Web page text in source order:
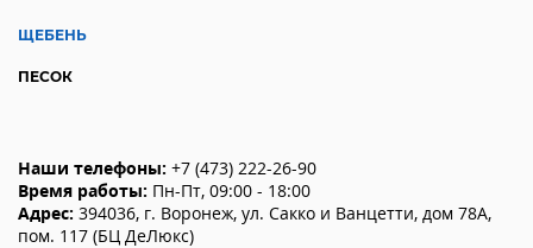
ЩЕБЕНЬ
ПЕСОК
Наши телефоны: +7 (473) 222-26-90
Время работы: Пн-Пт, 09:00 - 18:00
Адрес: 394036, г. Воронеж, ул. Сакко и Ванцетти, дом 78А,
пом. 117 (БЦ ДеЛюкс)